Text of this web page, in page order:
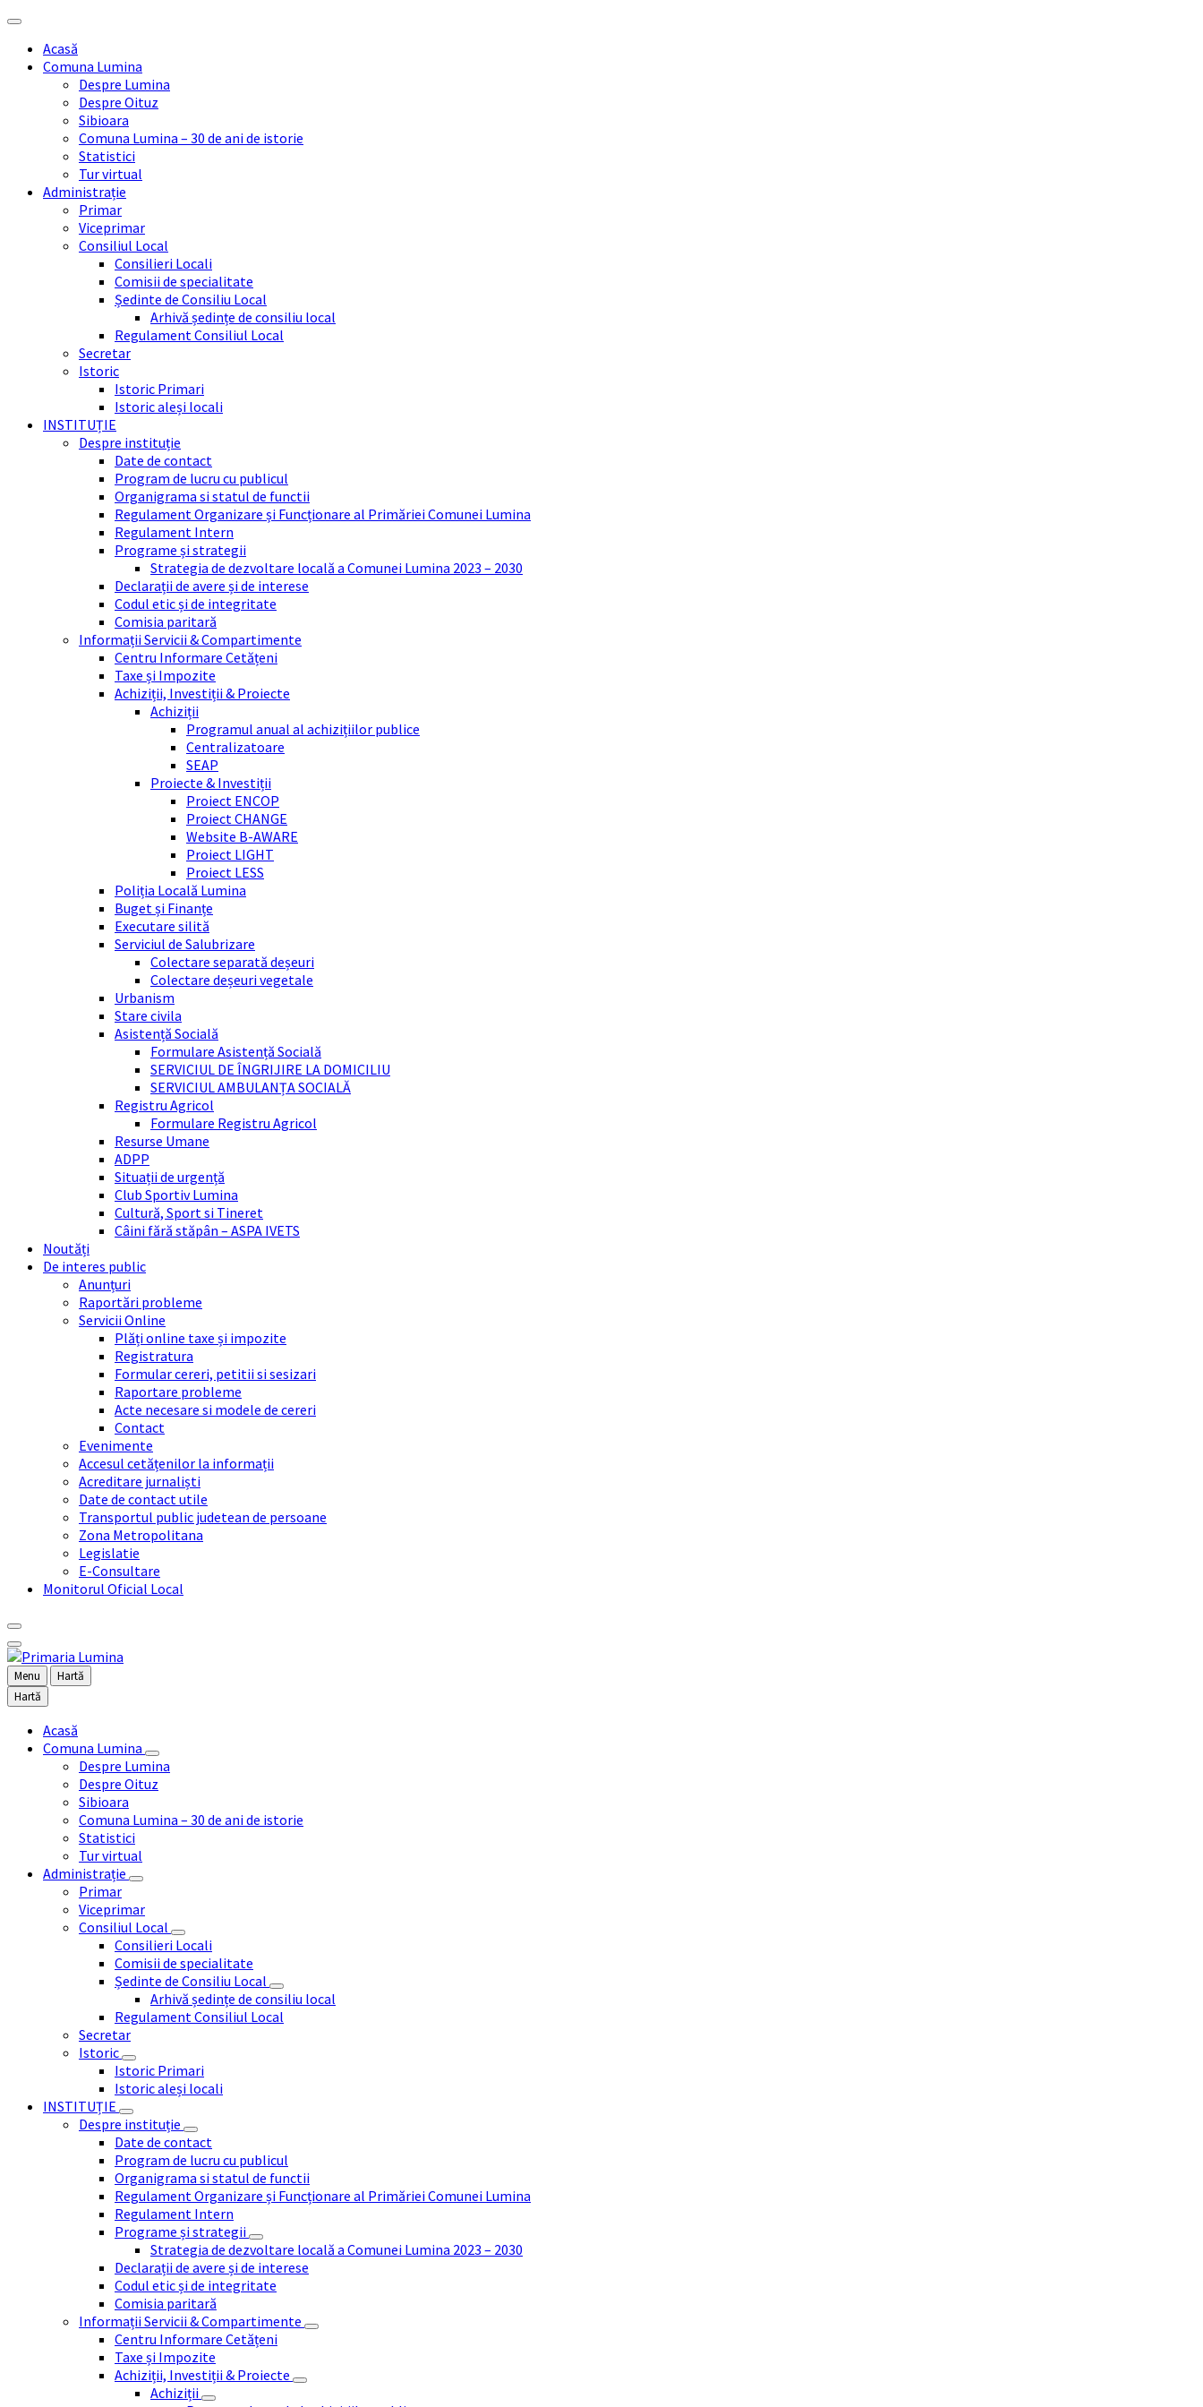
Skip
content
Skip
sidebar
Skip
right
sidebar
Skip
footerAcasă
Comuna Lumina
Despre Lumina
Despre Oituz
Sibioara
Comuna Lumina – 30 de ani de istorie
Statistici
Tur virtual
Administrație
Primar
Viceprimar
Consiliul Local
Consilieri Locali
Comisii de specialitate
Ședinte de Consiliu Local
Arhivă ședințe de consiliu local
Regulament Consiliul Local
Secretar
Istoric
Istoric Primari
Istoric aleși locali
INSTITUȚIE
Despre instituție
Date de contact
Program de lucru cu publicul
Organigrama si statul de functii
Regulament Organizare și Funcționare al Primăriei Comunei Lumina
Regulament Intern
Programe și strategii
Strategia de dezvoltare locală a Comunei Lumina 2023 – 2030
Declarații de avere și de interese
Codul etic și de integritate
Comisia paritară
Informații Servicii & Compartimente
Centru Informare Cetățeni
Taxe și Impozite
Achiziții, Investiții & Proiecte
Achiziții
Programul anual al achizițiilor publice
Centralizatoare
SEAP
Proiecte & Investiții
Proiect ENCOP
Proiect CHANGE
Website B-AWARE
Proiect LIGHT
Proiect LESS
Poliția Locală Lumina
Buget și Finanțe
Executare silită
Serviciul de Salubrizare
Colectare separată deșeuri
Colectare deșeuri vegetale
Urbanism
Stare civila
Asistență Socială
Formulare Asistență Socială
SERVICIUL DE ÎNGRIJIRE LA DOMICILIU
SERVICIUL AMBULANȚA SOCIALĂ
Registru Agricol
Formulare Registru Agricol
Resurse Umane
ADPP
Situații de urgență
Club Sportiv Lumina
Cultură, Sport si Tineret
Câini fără stăpân – ASPA IVETS
Noutăți
De interes public
Anunțuri
Raportări probleme
Servicii Online
Plăți online taxe și impozite
Registratura
Formular cereri, petitii si sesizari
Raportare probleme
Acte necesare si modele de cereri
Contact
Evenimente
Accesul cetățenilor la informații
Acreditare jurnaliști
Date de contact utile
Transportul public judetean de persoane
Zona Metropolitana
Legislatie
E-Consultare
Monitorul Oficial Local
Menu
Hartă
Hartă
Acasă
Comuna Lumina
Despre Lumina
Despre Oituz
Sibioara
Comuna Lumina – 30 de ani de istorie
Statistici
Tur virtual
Administrație
Primar
Viceprimar
Consiliul Local
Consilieri Locali
Comisii de specialitate
Ședinte de Consiliu Local
Arhivă ședințe de consiliu local
Regulament Consiliul Local
Secretar
Istoric
Istoric Primari
Istoric aleși locali
INSTITUȚIE
Despre instituție
Date de contact
Program de lucru cu publicul
Organigrama si statul de functii
Regulament Organizare și Funcționare al Primăriei Comunei Lumina
Regulament Intern
Programe și strategii
Strategia de dezvoltare locală a Comunei Lumina 2023 – 2030
Declarații de avere și de interese
Codul etic și de integritate
Comisia paritară
Informații Servicii & Compartimente
Centru Informare Cetățeni
Taxe și Impozite
Achiziții, Investiții & Proiecte
Achiziții